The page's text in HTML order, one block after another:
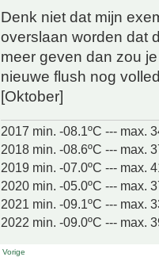
Denk niet dat mijn
overslaan worden dat
meer geven dan zou
nieuwe flush nog
[Oktober]
2017 min. -08.1ºC --- max.
2018 min. -08.6ºC --- max.
2019 min. -07.0ºC --- max.
2020 min. -05.0ºC --- max.
2021 min. -09.1ºC --- max.
2022 min. -09.0ºC --- max.
Vorige